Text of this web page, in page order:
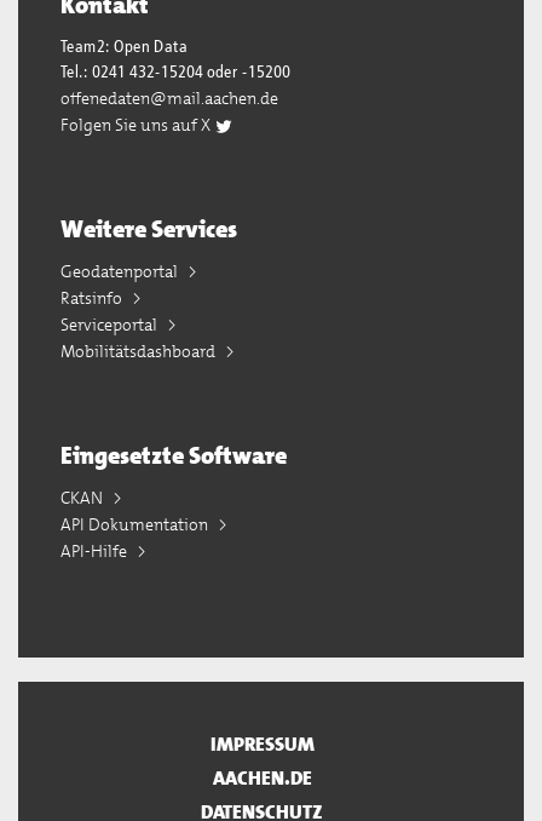
Team2: Open Data
Tel.: 0241 432-15204 oder -15200
offenedaten@mail.aachen.de
Folgen Sie uns auf X
Weitere Services
Geodatenportal
Ratsinfo
Serviceportal
Mobilitätsdashboard
Eingesetzte Software
CKAN
API Dokumentation
API-Hilfe
IMPRESSUM
AACHEN.DE
DATENSCHUTZ